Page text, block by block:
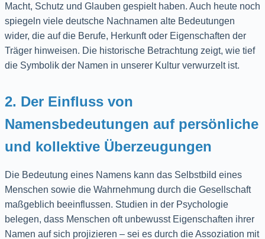
Macht, Schutz und Glauben gespielt haben. Auch heute noch
spiegeln viele deutsche Nachnamen alte Bedeutungen
wider, die auf die Berufe, Herkunft oder Eigenschaften der
Träger hinweisen. Die historische Betrachtung zeigt, wie tief
die Symbolik der Namen in unserer Kultur verwurzelt ist.
2. Der Einfluss von
Namensbedeutungen auf persönliche
und kollektive Überzeugungen
Die Bedeutung eines Namens kann das Selbstbild eines
Menschen sowie die Wahrnehmung durch die Gesellschaft
maßgeblich beeinflussen. Studien in der Psychologie
belegen, dass Menschen oft unbewusst Eigenschaften ihrer
Namen auf sich projizieren – sei es durch die Assoziation mit